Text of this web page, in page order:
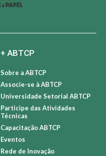
+ ABTCP
Sobre a ABTCP
Associe-se à ABTCP
Universidade Setorial ABTCP
Participe das Atividades
Técnicas
Capacitação ABTCP
Eventos
Rede de Inovação